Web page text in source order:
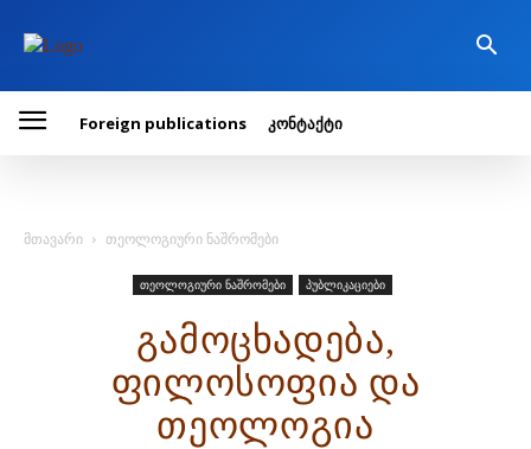
Foreign publications კონტაქტი
მთავარი თეოლოგიური ნაშრომები
თეოლოგიური ნაშრომები პუბლიკაციები
გამოცხადება,
ფილოსოფია და
თეოლოგია